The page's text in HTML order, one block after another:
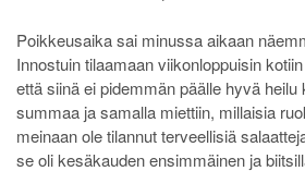
Poikkeusaika sai minussa aikaan
Innostuin tilaamaan viikonloppuisin
että siinä ei pidemmän päälle hyvä
summaa ja samalla miettiin, millaisia
meinaan ole tilannut terveellisiä
se oli kesäkauden ensimmäinen ja